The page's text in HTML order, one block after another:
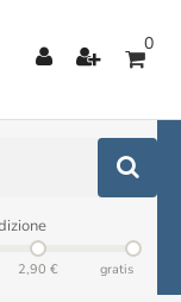
0
2,90 € gratis